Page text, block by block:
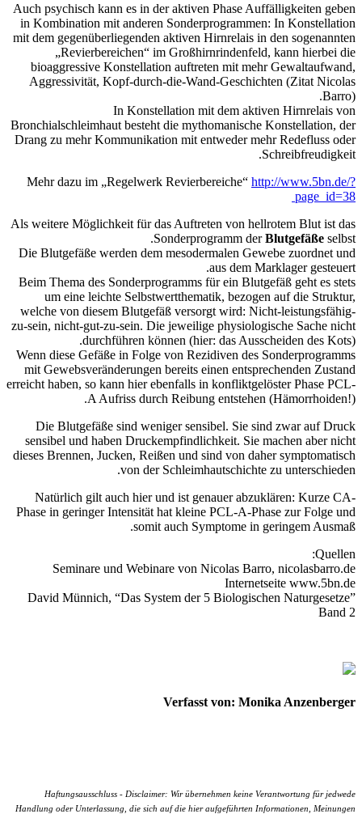
Auch psychisch kann es in der aktiven Phase Auffälligkeiten geben
in Kombination mit anderen Sonderprogrammen: In Konstellation
mit dem gegenüberliegenden aktiven Hirnrelais in den sogenannten
„Revierbereichen“ im Großhirnrindenfeld, kann hierbei die
bioaggressive Konstellation auftreten mit mehr Gewaltaufwand,
Aggressivität, Kopf-durch-die-Wand-Geschichten (Zitat Nicolas
Barro).
In Konstellation mit dem aktiven Hirnrelais von
Bronchialschleimhaut besteht die mythomanische Konstellation, der
Drang zu mehr Kommunikation mit entweder mehr Redefluss oder
Schreibfreudigkeit.
Mehr dazu im „Regelwerk Revierbereiche“ http://www.5bn.de/?
page_id=38
Als weitere Möglichkeit für das Auftreten von hellrotem Blut ist das
Sonderprogramm derBlutgefäße selbst.
Die Blutgefäße werden dem mesodermalen Gewebe zuordnet und
aus dem Marklager gesteuert.
Beim Thema des Sonderprogramms für ein Blutgefäß geht es stets
um eine leichte Selbstwertthematik, bezogen auf die Struktur,
welche von diesem Blutgefäß versorgt wird: Nicht-leistungsfähig-
zu-sein, nicht-gut-zu-sein. Die jeweilige physiologische Sache nicht
durchführen können (hier: das Ausscheiden des Kots).
Wenn diese Gefäße in Folge von Rezidiven des Sonderprogramms
mit Gewebsveränderungen bereits einen entsprechenden Zustand
erreicht haben, so kann hier ebenfalls in konfliktgelöster Phase PCL-
A Aufriss durch Reibung entstehen (Hämorrhoiden!).
Die Blutgefäße sind weniger sensibel. Sie sind zwar auf Druck
sensibel und haben Druckempfindlichkeit. Sie machen aber nicht
dieses Brennen, Jucken, Reißen und sind von daher symptomatisch
von der Schleimhautschichte zu unterschieden.
Natürlich gilt auch hier und ist genauer abzuklären: Kurze CA-
Phase in geringer Intensität hat kleine PCL-A-Phase zur Folge und
somit auch Symptome in geringem Ausmaß.
Quellen:
Seminare und Webinare von Nicolas Barro, nicolasbarro.de
Internetseite www.5bn.de
David Münnich, “Das System der 5 Biologischen Naturgesetze”
Band 2
Verfasst von: Monika Anzenberger
Haftungsausschluss - Disclaimer: Wir übernehmen keine Verantwortung für jedwede
Handlung oder Unterlassung, die sich auf die hier aufgeführten Informationen, Meinungen